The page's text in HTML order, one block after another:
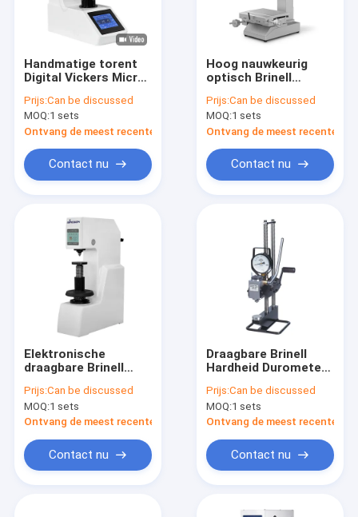
Handmatige torent
Digital Vickers Micro
MicroVicky VM1010
serie
Prijs:Can be discussed
MOQ:1 sets
Ontvang de meest recente Prijs
Contact nu
Hoog nauwkeurig
optisch Brinell
QB-500
Prijs:Can be discussed
MOQ:1 sets
Ontvang de meest recente
Contact nu
Elektronische
draagbare Brinell
analoog 20x
microscoop SHB-
3000B
Prijs:Can be discussed
MOQ:1 sets
Ontvang de meest recente Prijs
Contact nu
Draagbare Brinell
Hardheid Durometer
Force
Prijs:Can be discussed
MOQ:1 sets
Ontvang de meest recente
Contact nu